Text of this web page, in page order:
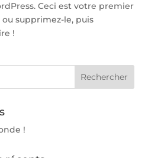
Ceci est votre premier
supprimez-le, puis
!
!